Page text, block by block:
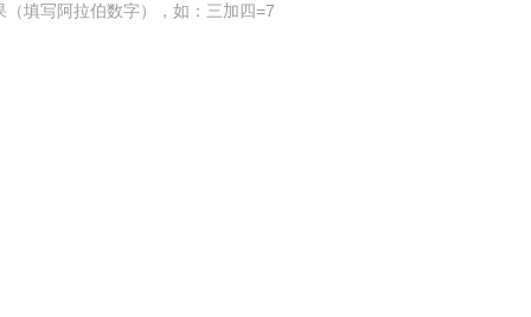
（填写阿拉伯数字），如：三加四=7